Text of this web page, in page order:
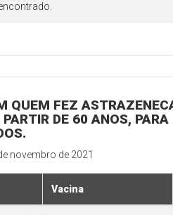
QUEM FEZ
DE 60 ANOS,
novembro de 2021
Vacina